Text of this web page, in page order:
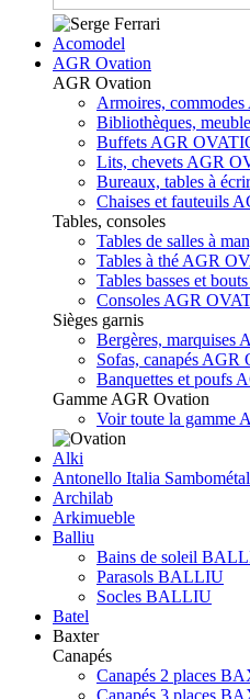
Acomodel
AGR Ovation
AGR Ovation
Armoires,
Bibliothèques,
Buffets AGR
Lits, chevets AGR
Bureaux, tables à
Chaises et fauteuils
Tables, consoles
Tables de salles à
Tables à thé AGR
Tables basses et
Consoles AGR
Sièges garnis
Bergères, marquises
Sofas, canapés
Banquettes et poufs
Gamme AGR Ovation
Voir toute la gamme
Alki
Antonello Italia Sambométal
Archilab
Arkimueble
Balliu
Bains de soleil
Parasols BALLIU
Socles BALLIU
Batel
Baxter
Canapés
Canapés 2 places
Canapés 3 places